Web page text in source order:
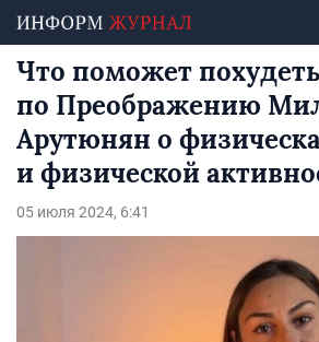
Что поможет
по Преображению
Арутюнян о
и физической
05 июля 2024, 6:41